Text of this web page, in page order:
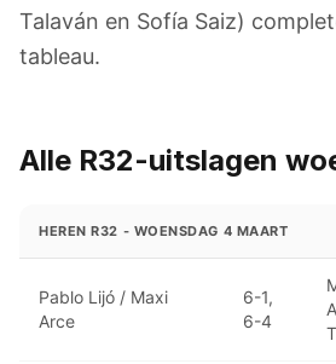
Talaván en Sofía Saiz)
tableau.
Alle R32-uitslagen
HEREN R32 - WOENSDAG 4 MAART
Pablo Lijó / Maxi
Arce
6-1,
6-4